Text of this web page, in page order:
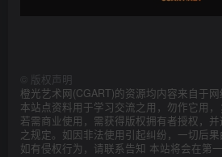
版权声明
橙光艺术网(CGART)的资源均内容来自于
本站点资料用于学习交流之用，勿作它用，；
若需商业使用，需获得版权拥有者授权，
之规定。如因非法使用引起纠纷，一切后果
如有侵权行为，请联系告知 本站将会在第一